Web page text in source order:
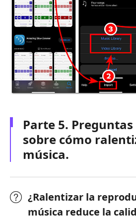
Parte 5.
sobre cómo
música.
¿Ralentizar la
música reduce la